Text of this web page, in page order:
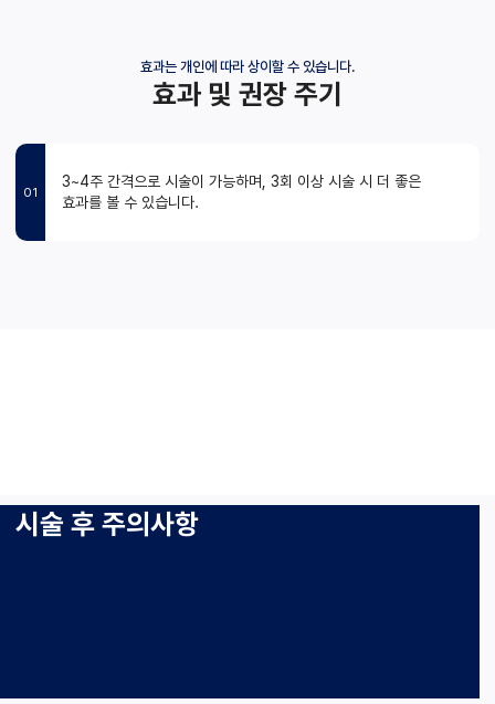
효과는 개인에 따라 상이할 수 있습니다.
효과 및 권장 주기
01
3~4주 간격으로 시술이 가능하며, 3회 이상 시술 시 더 좋은
효과를 볼 수 있습니다.
시술 후 주의사항